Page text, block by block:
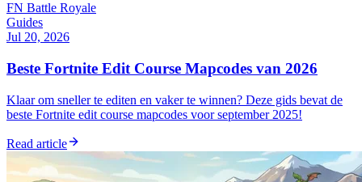
FN Battle Royale
Guides
Jul 20, 2026
Beste Fortnite Edit Course Mapcodes van 2026
Klaar om sneller te editen en vaker te winnen? Deze gids bevat de
beste Fortnite edit course mapcodes voor september 2025!
Read article